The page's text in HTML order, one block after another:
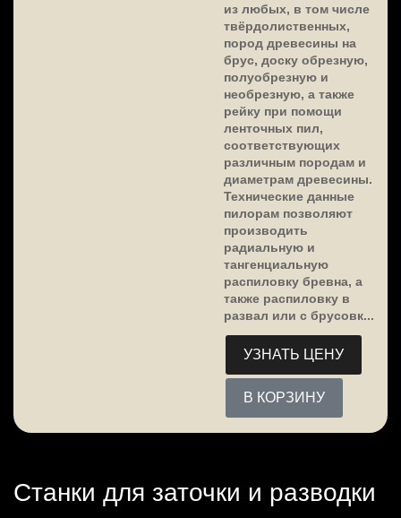
из любых, в том числе
твёрдолиственных,
пород древесины на
брус, доску обрезную,
полуобрезную и
необрезную, а также
рейку при помощи
ленточных пил,
соответствующих
различным породам и
диаметрам древесины.
Технические данные
пилорам позволяют
производить
радиальную и
тангенциальную
распиловку бревна, а
также распиловку в
развал или с брусовк...
УЗНАТЬ ЦЕНУ
В КОРЗИНУ
Станки для заточки и разводки